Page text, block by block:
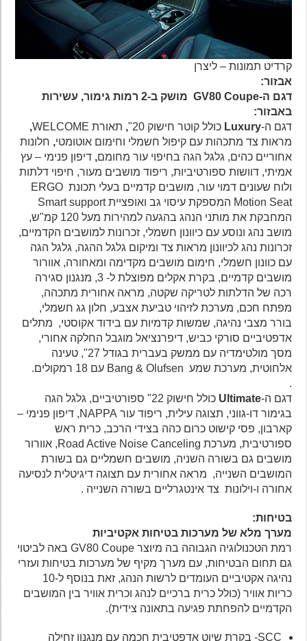
קרדיט תמונות – ליצרן
אבזור:
דגם ה-GV80 Coupe מושק ב-2 רמות גימור, עשירות
באבזור:
דגם ה- Luxuryכולל קוטר חישוק 20" ,תאורת WELCOME
,
מראות צד מתכהות עם קיפול חשמלי וחימום אוטומטי,חלונות
אחוריים כהים, גלגל הגה בחיפוי עור מחומם,דיפון פנימי – עץ
אמיתי, דוושות ספורטיביות, ריפוד מושבים מעור, חיפוי דלתות
ולוח שעונים דמוי עור, מושבים קדמיים בעלי תכונת ERGO
Motion Seat המספקת עיסוי גב ואופציית Smart support
המחבקת את מותני הנהג בהגעה למהירות מעל 120 קמ"ש,
מושב נהג ונוסע עם כיוונון חשמלי, זכרונות למושבים הקדמיים,
זכרונות נהג לכיוונון מראות צד ומיקום גלגל ההגה, גלגל הגה
עם כוונון חשמלי, חימום מושבים מקדימה ומאחורה, אוורור
מושבים קדמיים, בקרת אקלים מפוצלת ל- 3, מנגנון סגירה
רכה של הדלתות לטריקה שקטה, מראה אחורית מתכהה,
מפתח חכם, מערכת לזיהוי טביעת אצבע, חלון גג חשמלי,
בורר מצבי נהיגה, שמשות קדמיות עם בידוד אקוסטי, מתלים
אדפטיביים סורקי כביש, דיפרנציאל מוגבל החלקה אחורי,
מסך מולטימדיה עם ממשק בעברית בגודל 27", טעינה
אלחוטית, מערכת שמע Bang & Olufsen עם 18 רמקולים.
דגם ה- Ultimate
כולל חישוק 22" ספורטיביים, גלגל הגה
בגימור דו-גווני, תצוגה עילית, ריפוד עור NAPPA, דיפון פנימי –
קארבון, פסי קישוט כרום כהה בצידי הרכב, כרית ראש
ספורטיבית, מערכת Road Active Noise Canceling, אוורור
מושבים גם בשורה השניה, מושבים חשמליים גם בשורת
המושבים השנייה, מראה אחורית עם תצוגה דיגיטלית לנסיעה
אחורה ו-וילונות צד אינטגרליים בשורה השנייה .
בטיחות:
מערך מלא של מערכות בטיחות אקטיביות
רמת הטכנולוגיה הגבוהה בה מיוצר GV80 Coupe באה לביטוי
גם תחום הבטיחות, עם מערך מקיף של מערכות בטיחות ועזרי
נהיגה אקטיביים העומדים לרשות הנהג, זאת בנוסף ל-10
כריות אוויר (כולל כרית ברכיים לנהג וכרית אוויר בין המושבים
הקדמיים להפחתת פגיעה בתאונה צידית).
SCC- בקרת שיוט אדפטיבית חכמה עם מנגנון זחילה